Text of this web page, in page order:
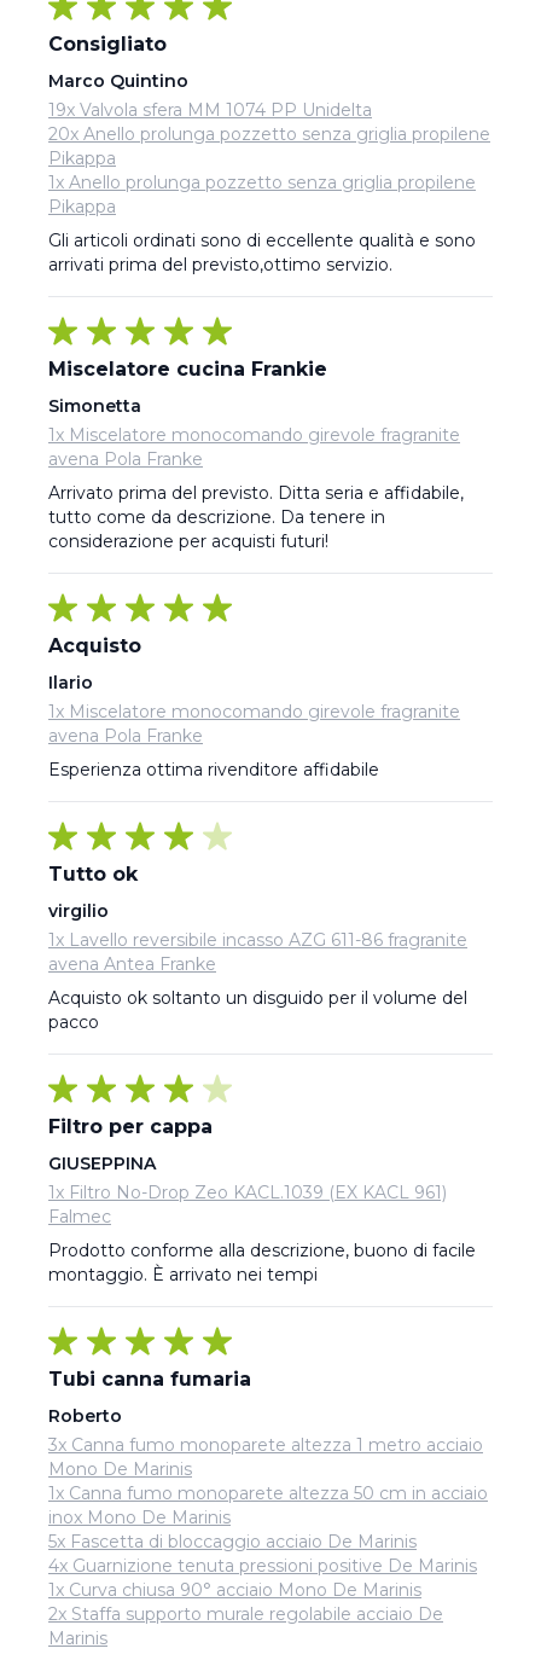
Consigliato
Marco Quintino
19x Valvola sfera MM 1074 PP Unidelta
20x Anello prolunga pozzetto senza griglia propilene
Pikappa
1x Anello prolunga pozzetto senza griglia propilene
Pikappa
Gli articoli ordinati sono di eccellente qualità e sono
arrivati prima del previsto,ottimo servizio.
Miscelatore cucina Frankie
Simonetta
1x Miscelatore monocomando girevole fragranite
avena Pola Franke
Arrivato prima del previsto. Ditta seria e affidabile,
tutto come da descrizione. Da tenere in
considerazione per acquisti futuri!
Acquisto
Ilario
1x Miscelatore monocomando girevole fragranite
avena Pola Franke
Esperienza ottima rivenditore affidabile
Tutto ok
virgilio
1x Lavello reversibile incasso AZG 611-86 fragranite
avena Antea Franke
Acquisto ok soltanto un disguido per il volume del
pacco
Filtro per cappa
GIUSEPPINA
1x Filtro No-Drop Zeo KACL.1039 (EX KACL 961)
Falmec
Prodotto conforme alla descrizione, buono di facile
montaggio. È arrivato nei tempi
Tubi canna fumaria
Roberto
3x Canna fumo monoparete altezza 1 metro acciaio
Mono De Marinis
1x Canna fumo monoparete altezza 50 cm in acciaio
inox Mono De Marinis
5x Fascetta di bloccaggio acciaio De Marinis
4x Guarnizione tenuta pressioni positive De Marinis
1x Curva chiusa 90° acciaio Mono De Marinis
2x Staffa supporto murale regolabile acciaio De
Marinis